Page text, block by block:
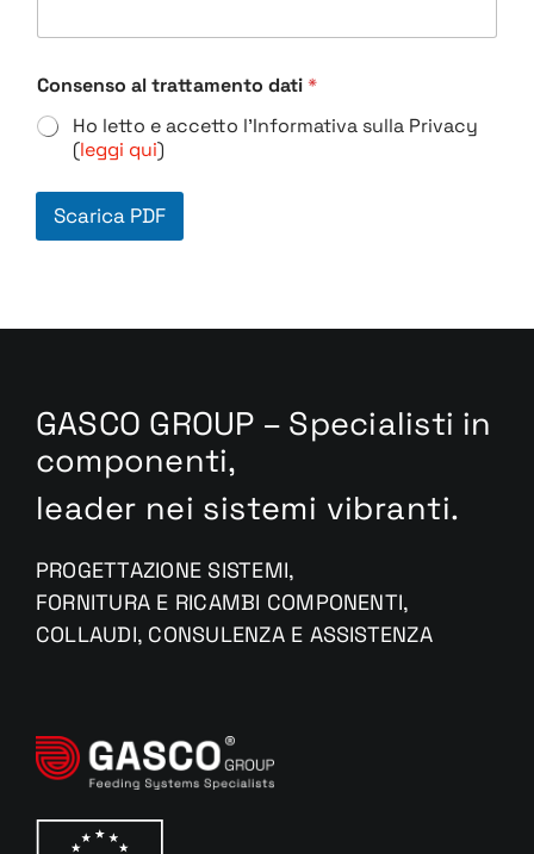
Consenso al trattamento dati*
Ho letto e accetto l'Informativa sulla Privacy
(leggi qui)
Scarica PDF
GASCO GROUP – Specialisti in
componenti,
leader nei sistemi vibranti.
PROGETTAZIONE SISTEMI,
FORNITURA E RICAMBI COMPONENTI,
COLLAUDI, CONSULENZA E ASSISTENZA